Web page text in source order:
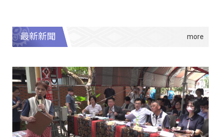
最新新聞